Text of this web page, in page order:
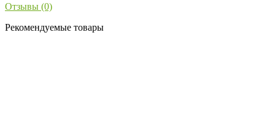
Отзывы (0)
Рекомендуемые товары